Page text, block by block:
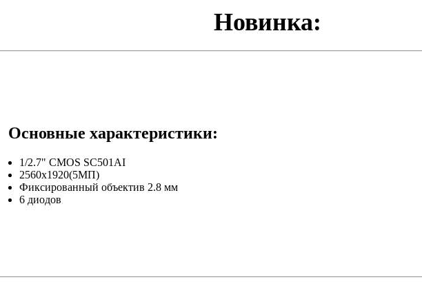
Новинка:
Основные характеристики:
1/2.7" CMOS SC501AI
2560х1920(5МП)
Фиксированный объектив 2.8 мм
6 диодов